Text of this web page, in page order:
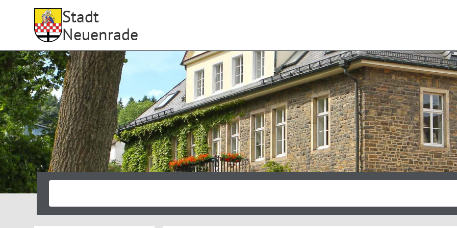
Stadt
Neuenrade